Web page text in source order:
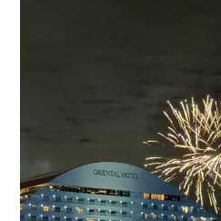
New Account